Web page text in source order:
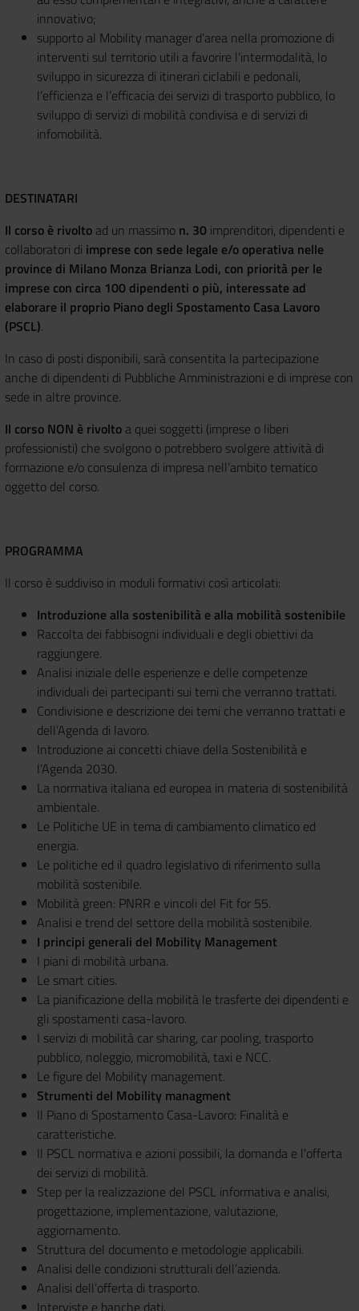
innovativo;
supporto al Mobility manager d’area nella promozione di
interventi sul territorio utili a favorire l'intermodalità, lo
sviluppo in sicurezza di itinerari ciclabili e pedonali,
l’efficienza e l’efficacia dei servizi di trasporto pubblico, lo
sviluppo di servizi di mobilità condivisa e di servizi di
infomobilità.
DESTINATARI
Il corso è rivolto ad un massimo n. 30 imprenditori, dipendenti e
collaboratori di imprese con sede legale e/o operativa nelle
province di Milano Monza Brianza Lodi, con priorità per le
imprese con circa 100 dipendenti o più, interessate ad
elaborare il proprio Piano degli Spostamento Casa Lavoro
(PSCL).
In caso di posti disponibili, sarà consentita la partecipazione
anche di dipendenti di Pubbliche Amministrazioni e di imprese con
sede in altre province.
Il corso NON è rivolto a quei soggetti (imprese o liberi
professionisti) che svolgono o potrebbero svolgere attività di
formazione e/o consulenza di impresa nell’ambito tematico
oggetto del corso.
PROGRAMMA
Il corso è suddiviso in moduli formativi così articolati:
Introduzione alla sostenibilità e alla mobilità sostenibile
Raccolta dei fabbisogni individuali e degli obiettivi da
raggiungere.
Analisi iniziale delle esperienze e delle competenze
individuali dei partecipanti sui temi che verranno trattati.
Condivisione e descrizione dei temi che verranno trattati e
dell’Agenda di lavoro.
Introduzione ai concetti chiave della Sostenibilità e
l’Agenda 2030.
La normativa italiana ed europea in materia di sostenibilità
ambientale.
Le Politiche UE in tema di cambiamento climatico ed
energia.
Le politiche ed il quadro legislativo di riferimento sulla
mobilità sostenibile.
Mobilità green: PNRR e vincoli del Fit for 55.
Analisi e trend del settore della mobilità sostenibile.
I principi generali del Mobility Management
I piani di mobilità urbana.
Le smart cities.
La pianificazione della mobilità le trasferte dei dipendenti e
gli spostamenti casa-lavoro.
I servizi di mobilità car sharing, car pooling, trasporto
pubblico, noleggio, micromobilità, taxi e NCC.
Le figure del Mobility management.
Strumenti del Mobility managment
Il Piano di Spostamento Casa-Lavoro: Finalità e
caratteristiche.
Il PSCL normativa e azioni possibili, la domanda e l'offerta
dei servizi di mobilità.
Step per la realizzazione del PSCL informativa e analisi,
progettazione, implementazione, valutazione,
aggiornamento.
Struttura del documento e metodologie applicabili.
Analisi delle condizioni strutturali dell’azienda.
Analisi dell’offerta di trasporto.
Interviste e banche dati.